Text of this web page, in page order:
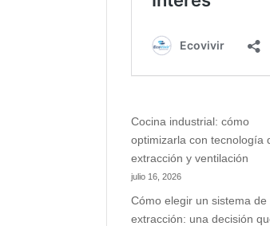
Cocina industrial: cómo
optimizarla con tecnología
extracción y ventilación
julio 16, 2026
Cómo elegir un sistema de
extracción: una decisión